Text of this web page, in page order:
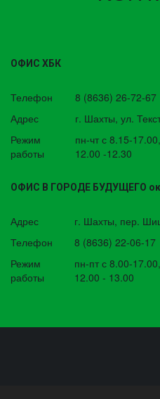
ОФИС ХБК
Телефон
8 (8636) 26-72-67
Адрес
г. Шахты, ул.
Режим
работы
пн-чт с 8.15-
12.00 -12.30
ОФИС В ГОРОДЕ БУДУЩЕГО
Адрес г. Шахты, пер.
Телефон
8 (8636) 22-06-17
Режим
работы
пн-пт с 8.00-
12.00 - 13.00